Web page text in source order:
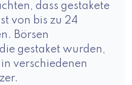
dass gestakete
von bis zu 24
Börsen
gestaket wurden,
verschiedenen